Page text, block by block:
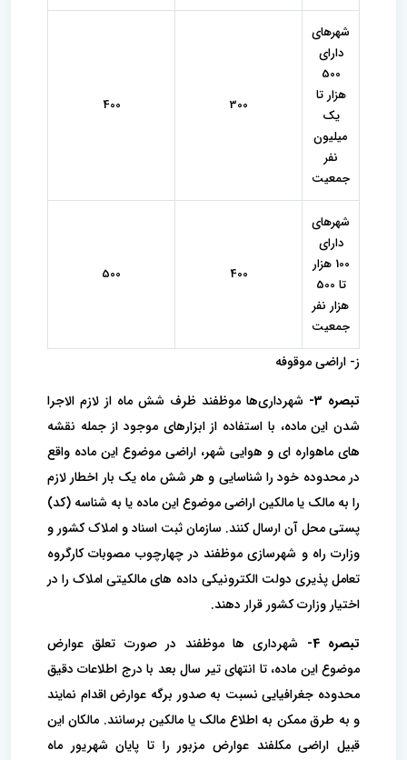
شهرهای
دارای
500
هزار تا
یک
میلیون
نفر
جمعیت
300
400
شهرهای
دارای
100 هزار
تا 500
هزار نفر
جمعیت
400
500
ز- اراضی موقوفه
تبصره 3-
شهرداری‌ها موظفند ظرف شش ماه از لازم الاجرا
شدن این ماده، با استفاده از ابزارهای موجود از جمله نقشه
های ماهواره ای و هوایی شهر، اراضی موضوع این ماده واقع
در محدوده خود را شناسایی و هر شش ماه یک بار اخطار لازم
را به مالک یا مالکین اراضی موضوع این ماده یا به شناسه (کد)
پستی محل آن ارسال کنند. سازمان ثبت اسناد و املاک کشور و
وزارت راه و شهرسازی موظفند در چهارچوب مصوبات کارگروه
تعامل پذیری دولت الکترونیکی داده های مالکیتی املاک را در
اختیار وزارت کشور قرار دهند.
تبصره 4-
شهرداری ها موظفند در صورت تعلق عوارض
موضوع این ماده، تا انتهای تیر سال بعد با درج اطلاعات دقیق
محدوده جغرافیایی نسبت به صدور برگه عوارض اقدام نمایند
و به طرق ممکن به اطلاع مالک یا مالکین برسانند. مالکان این
قبیل اراضی مکلفند عوارض مزبور را تا پایان شهریور ماه